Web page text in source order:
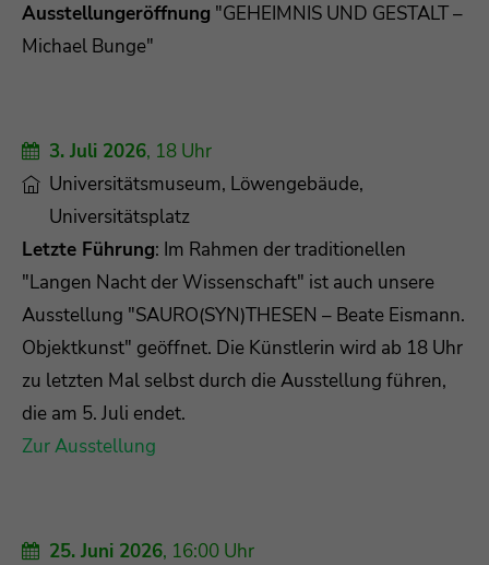
Donec quam felis, ultricies nec.
Ausstellungeröffnung "GEHEIMNIS UND GESTALT –
Michael Bunge"
3. Juli 2026, 18 Uhr
Universitätsmuseum, Löwengebäude,
Universitätsplatz
Letzte Führung: Im Rahmen der traditionellen
"Langen Nacht der Wissenschaft" ist auch unsere
Ausstellung "SAURO(SYN)THESEN – Beate Eismann.
Objektkunst" geöffnet. Die Künstlerin wird ab 18 Uhr
zu letzten Mal selbst durch die Ausstellung führen,
die am 5. Juli endet.
Zur Ausstellung
25. Juni 2026, 16:00 Uhr